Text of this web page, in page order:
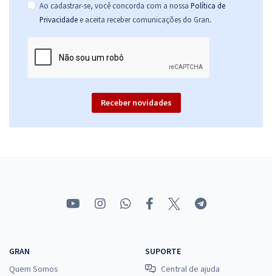
Ao cadastrar-se, você concorda com a nossa Política de
Privacidade e aceita receber comunicações do Gran.
Receber novidades
GRAN
Quem Somos
SUPORTE
Central de ajuda